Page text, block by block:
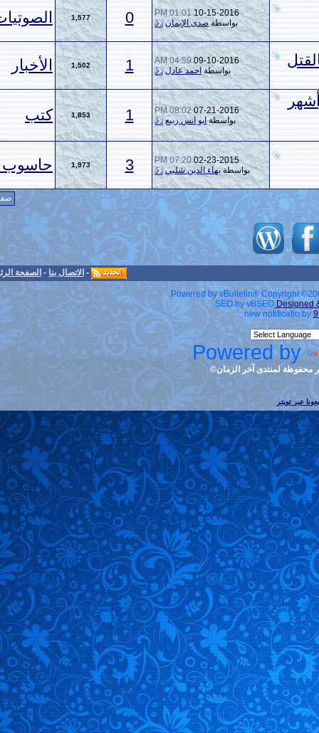
01:01 PM
صدى الإيمان 0
1,577 الصوتيات والمرئيات
09-
04:59 AM
احمد عادل 1
1,502 الأخبار
07-
08:02 PM
ابو انس ربيع 1
1,853 كتب
07:20 PM
بهاء الدين شلبي
3
1,973 حاسوب وبرمجيات
صفحة 1 من 2 >
الصفحة الرئيسية -الأرشيف-الأعلى
Powered by